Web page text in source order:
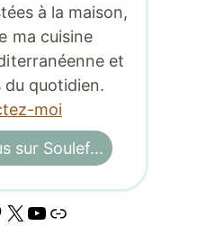
à la maison,
ma cuisine
et
du quotidien.
moi
sur Soulef…
X YouTube
Lien